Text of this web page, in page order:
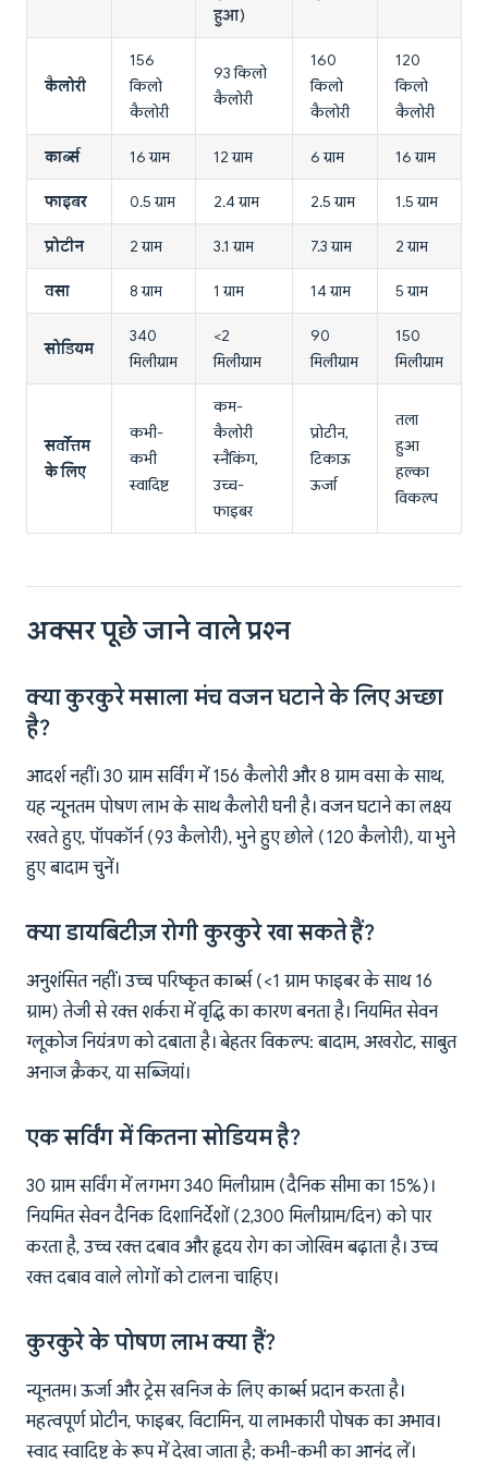
हुआ)
कैलोरी
156
किलो
कैलोरी
93 किलो
कैलोरी
160
किलो
कैलोरी
120
किलो
कैलोरी
कार्ब्स 16 ग्राम 12 ग्राम 6 ग्राम 16 ग्राम
फाइबर 0.5 ग्राम 2.4 ग्राम 2.5 ग्राम 1.5 ग्राम
प्रोटीन 2 ग्राम 3.1 ग्राम 7.3 ग्राम 2 ग्राम
वसा 8 ग्राम 1 ग्राम 14 ग्राम 5 ग्राम
सोडियम
340
मिलीग्राम
<2
मिलीग्राम
90
मिलीग्राम
150
मिलीग्राम
सर्वोत्तम
के लिए
कभी-
कभी
स्वादिष्ट
कम-
कैलोरी
स्नैकिंग,
उच्च-
फाइबर
प्रोटीन,
टिकाऊ
ऊर्जा
तला
हुआ
हल्का
विकल्प
अक्सर पूछे जाने वाले प्रश्न
क्या कुरकुरे मसाला मंच वजन घटाने के लिए अच्छा
है?
आदर्श नहीं। 30 ग्राम सर्विंग में 156 कैलोरी और 8 ग्राम वसा के साथ,
यह न्यूनतम पोषण लाभ के साथ कैलोरी घनी है। वजन घटाने का लक्ष्य
रखते हुए, पॉपकॉर्न (93 कैलोरी), भुने हुए छोले (120 कैलोरी), या भुने
हुए बादाम चुनें।
क्या डायबिटीज़ रोगी कुरकुरे खा सकते हैं?
अनुशंसित नहीं। उच्च परिष्कृत कार्ब्स (<1 ग्राम फाइबर के साथ 16
ग्राम) तेजी से रक्त शर्करा में वृद्धि का कारण बनता है। नियमित सेवन
ग्लूकोज नियंत्रण को दबाता है। बेहतर विकल्प: बादाम, अखरोट, साबुत
अनाज क्रैकर, या सब्जियां।
एक सर्विंग में कितना सोडियम है?
30 ग्राम सर्विंग में लगभग 340 मिलीग्राम (दैनिक सीमा का 15%)।
नियमित सेवन दैनिक दिशानिर्देशों (2,300 मिलीग्राम/दिन) को पार
करता है, उच्च रक्त दबाव और हृदय रोग का जोखिम बढ़ाता है। उच्च
रक्त दबाव वाले लोगों को टालना चाहिए।
कुरकुरे के पोषण लाभ क्या हैं?
न्यूनतम। ऊर्जा और ट्रेस खनिज के लिए कार्ब्स प्रदान करता है।
महत्वपूर्ण प्रोटीन, फाइबर, विटामिन, या लाभकारी पोषक का अभाव।
स्वाद स्वादिष्ट के रूप में देखा जाता है; कभी-कभी का आनंद लें।